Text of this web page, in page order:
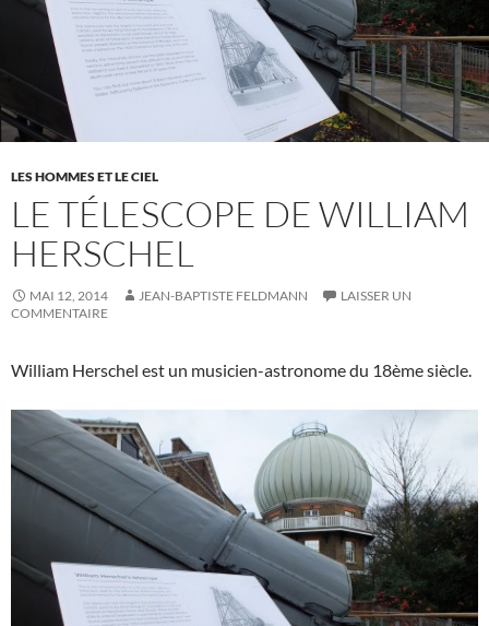
LES HOMMES ET LE CIEL
LE TÉLESCOPE DE WILLIAM
HERSCHEL
MAI 12, 2014 JEAN-BAPTISTE FELDMANN
LAISSER UN
COMMENTAIRE
William Herschel est un musicien-astronome du 18ème siècle.